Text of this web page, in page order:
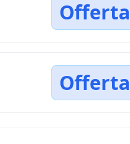
Offerta
Offerta